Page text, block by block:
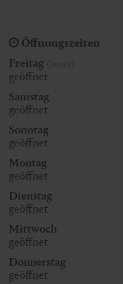
Öffnungszeiten
Freitag
geöffnet
Samstag
geöffnet
Sonntag
geöffnet
Montag
geöffnet
Dienstag
geöffnet
Mittwoch
geöffnet
Donnerstag
geöffnet